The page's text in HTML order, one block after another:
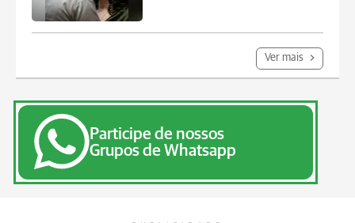
Ver mais
Participe de nossos
Grupos de Whatsapp